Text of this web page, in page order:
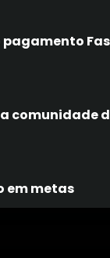
pagamento
comunidade
em metas